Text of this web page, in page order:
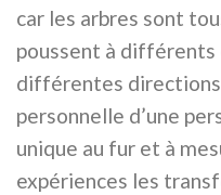
car les arbres sont
poussent à
différentes
personnelle d’une
unique au fur et à
expériences les